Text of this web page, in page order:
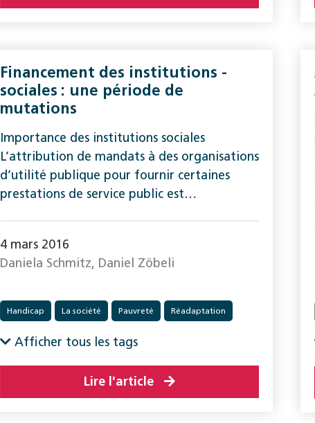
Financement des ­institutions ­
sociales : une ­période de
mutations
Importance des institutions sociales
L’attribution de mandats à des organisations
d’utilité publique pour fournir certaines
prestations de service public est…
4 mars 2016
Daniela Schmitz, Daniel Zöbeli
Handicap La société Pauvreté Réadaptation
Afficher tous les tags
Lire l'article